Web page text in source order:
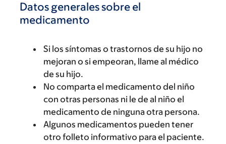
Datos generales sobre el
medicamento
Si los síntomas o trastornos de su hijo no
mejoran o si empeoran, llame al médico
de su hijo.
No comparta el medicamento del niño
con otras personas ni le de al niño el
medicamento de ninguna otra persona.
Algunos medicamentos pueden tener
otro folleto informativo para el paciente.